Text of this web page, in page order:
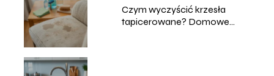
Czym wyczyścić krzesła
tapicerowane? Domowe